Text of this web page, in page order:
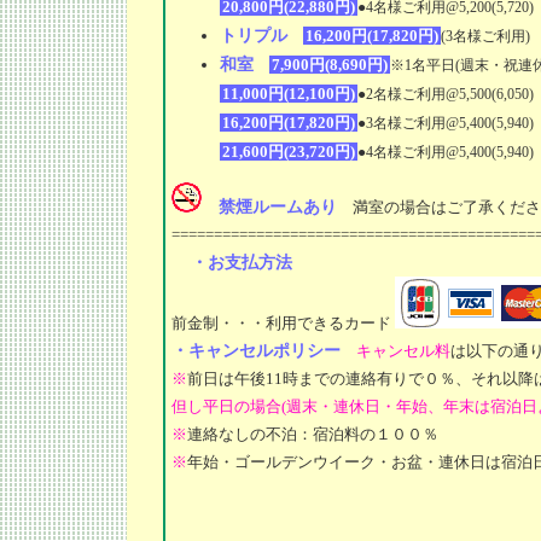
20,800円(22,880円) ●4名様ご利用
トリプル 16,200円(17,820円)(3名様ご利用)
和室 7,900円(8,690円) ※1名平日(週末・祝連
11,000円(12,100円) ●2名様ご利用@5,500(6,050)
16,200円(17,820円) ●3名様ご利用@5,400(5,940)
21,600円(23,720円) ●4名様ご利用@5,400(5,940)
禁煙ルームあり
満室の場合はご了承くだ
・お支払方法
前金制・・・利用できるカード
・キャンセルポリシー
キャンセル料は以下の通
※前日は午後11時までの連絡有りで０％、それ以降
但し平日の場合(週末・連休日・年始、年末は宿泊
※連絡なしの不泊：宿泊料の１００％
※年始・ゴールデンウイーク・お盆・連休日は宿泊